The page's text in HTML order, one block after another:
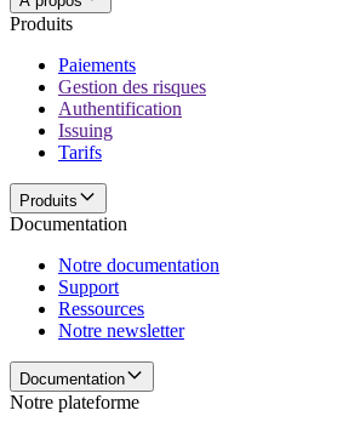
Produits
Paiements
Gestion des risques
Authentification
Issuing
Tarifs
Produits
Documentation
Notre documentation
Support
Ressources
Notre newsletter
Documentation
Notre plateforme